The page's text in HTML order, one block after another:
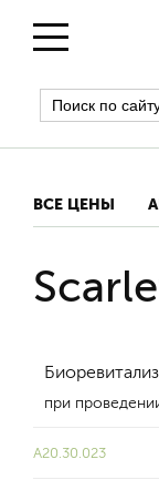
ВСЕ ЦЕНЫ
при
A20.30.023